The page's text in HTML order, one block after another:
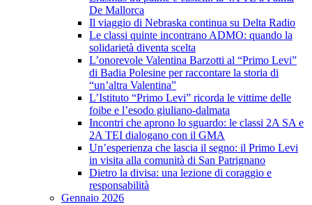
De Mallorca
Il viaggio di Nebraska continua su Delta Radio
Le classi quinte incontrano ADMO: quando la
solidarietà diventa scelta
L’onorevole Valentina Barzotti al “Primo Levi”
di Badia Polesine per raccontare la storia di
“un’altra Valentina”
L’Istituto “Primo Levi” ricorda le vittime delle
foibe e l’esodo giuliano-dalmata
Incontri che aprono lo sguardo: le classi 2A SA e
2A TEI dialogano con il GMA
Un’esperienza che lascia il segno: il Primo Levi
in visita alla comunità di San Patrignano
Dietro la divisa: una lezione di coraggio e
responsabilità
Gennaio 2026